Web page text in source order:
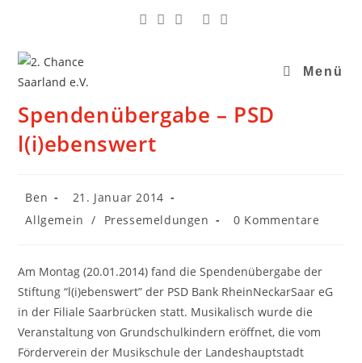
Menü
Spendenübergabe – PSD
l(i)ebenswert
Ben
21. Januar 2014
Allgemein
/ Pressemeldungen 0 Kommentare
Am Montag (20.01.2014) fand die Spendenübergabe der
Stiftung “l(i)ebenswert” der PSD Bank RheinNeckarSaar eG
in der Filiale Saarbrücken statt. Musikalisch wurde die
Veranstaltung von Grundschulkindern eröffnet, die vom
Förderverein der Musikschule der Landeshauptstadt